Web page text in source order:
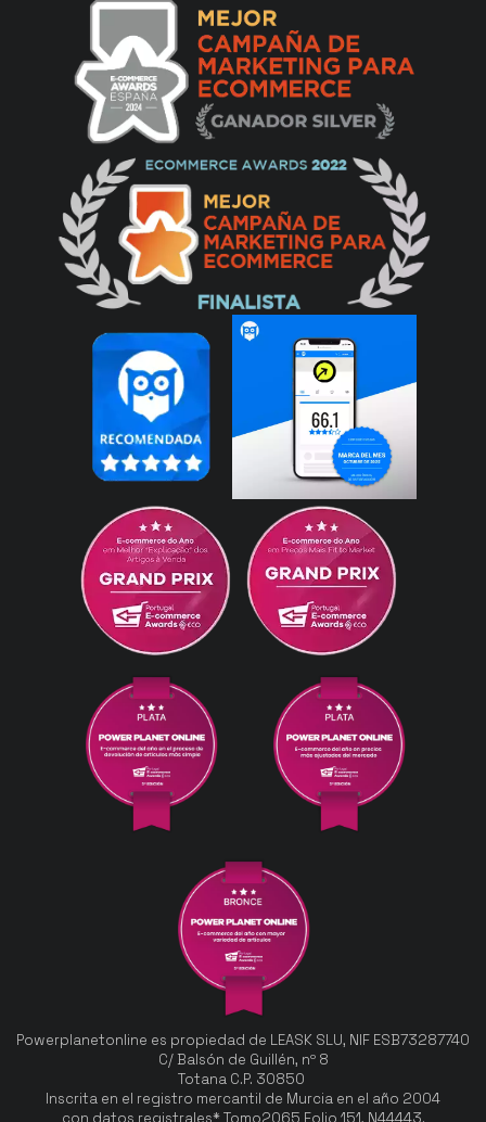
Powerplanetonline es propiedad de LEASK SLU, NIF ESB73287740
C/ Balsón de Guillén, nº 8
Totana C.P. 30850
Inscrita en el registro mercantil de Murcia en el año 2004
con datos registrales* Tomo2065 Folio 151, N44443.